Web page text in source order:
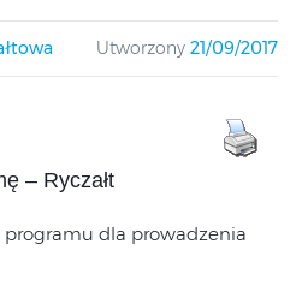
Utworzony 21/09/2017
– Ryczałt
dla prowadzenia